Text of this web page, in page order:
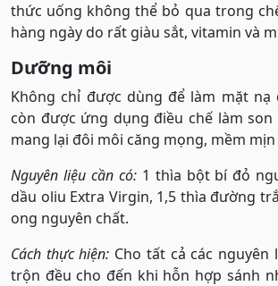
thức uống không thể bỏ qua trong
hàng ngày do rất giàu sắt, vitamin và
Dưỡng môi
Không chỉ được dùng để làm mặt
còn được ứng dụng điều chế làm
mang lại đôi môi căng mọng, mềm
Nguyên liệu cần có:1 thìa bột bí đỏ
dầu oliu Extra Virgin, 1,5 thìa đường
ong nguyên chất.
Cách thực hiện: Cho tất cả các nguyên
trộn đều cho đến khi hỗn hợp sánh